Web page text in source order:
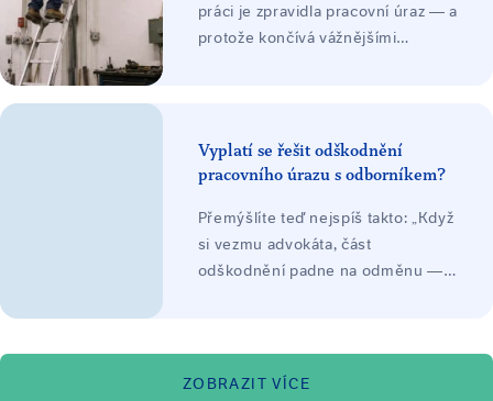
práci je zpravidla pracovní úraz — a
protože končívá vážnějšími
při trvalých následcích ztížení
společenského uplatnění, často
platí zaměstnavatel ze svého
zákonného pojištění.
Vyplatí se řešit odškodnění
pracovního úrazu s odborníkem?
Přemýšlíte teď nejspíš takto: „Když
si vezmu advokáta, část
odškodnění padne na odměnu —
ZOBRAZIT VÍCE